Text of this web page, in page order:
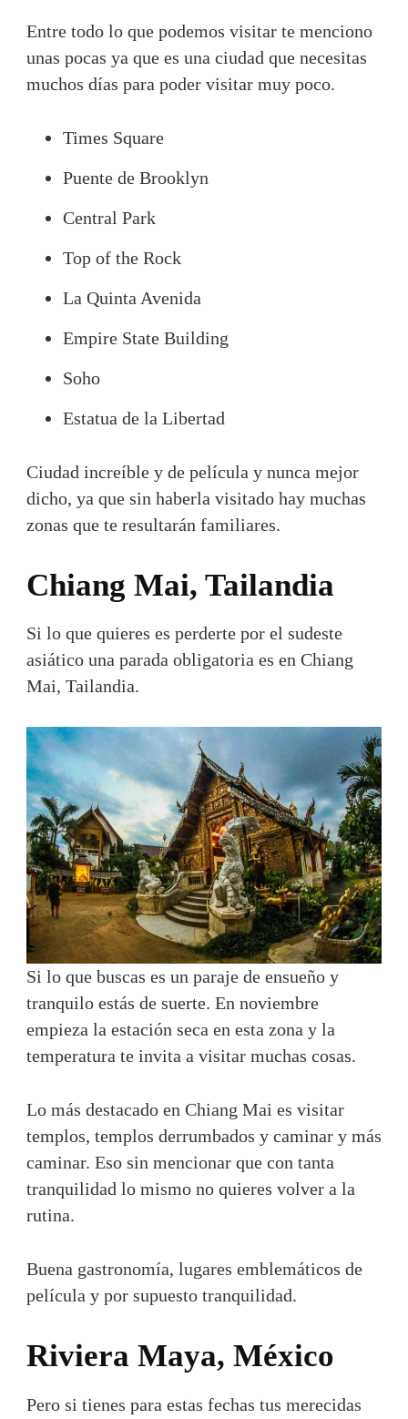
Entre todo lo que podemos visitar te menciono
unas pocas ya que es una ciudad que necesitas
muchos días para poder visitar muy poco.
Times Square
Puente de Brooklyn
Central Park
Top of the Rock
La Quinta Avenida
Empire State Building
Soho
Estatua de la Libertad
Ciudad increíble y de película y nunca mejor
dicho, ya que sin haberla visitado hay muchas
zonas que te resultarán familiares.
Chiang Mai, Tailandia
Si lo que quieres es perderte por el sudeste
asiático una parada obligatoria es en Chiang
Mai, Tailandia.
Si lo que buscas es un paraje de ensueño y
tranquilo estás de suerte. En noviembre
empieza la estación seca en esta zona y la
temperatura te invita a visitar muchas cosas.
Lo más destacado en Chiang Mai es visitar
templos, templos derrumbados y caminar y más
caminar. Eso sin mencionar que con tanta
tranquilidad lo mismo no quieres volver a la
rutina.
Buena gastronomía, lugares emblemáticos de
película y por supuesto tranquilidad.
Riviera Maya, México
Pero si tienes para estas fechas tus merecidas